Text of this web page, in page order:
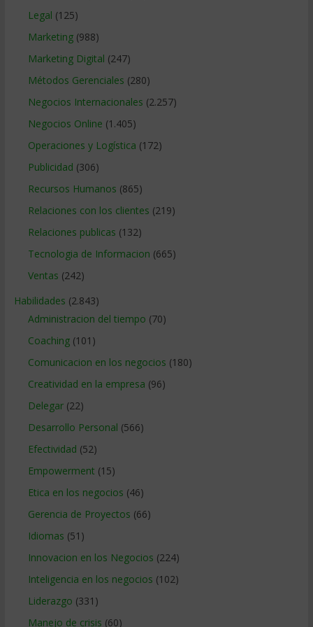
Legal (125)
Marketing(988)
Marketing Digital (247)
Métodos Gerenciales (280)
Negocios Internacionales (2.257)
Negocios Online (1.405)
Operaciones y Logística (172)
Publicidad (306)
Recursos Humanos (865)
Relaciones con los clientes (219)
Relaciones publicas (132)
Tecnologia de Informacion (665)
Ventas (242)
Habilidades (2.843)
Administracion del tiempo (70)
Coaching(101)
Comunicacion en los negocios (180)
Creatividad en la empresa (96)
Delegar(22)
Desarrollo Personal (566)
Efectividad (52)
Empowerment (15)
Etica en los negocios (46)
Gerencia de Proyectos (66)
Idiomas (51)
Innovacion en los Negocios (224)
Inteligencia en los negocios (102)
Liderazgo (331)
Manejo de crisis (60)